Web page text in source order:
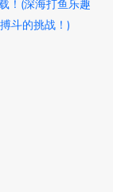
！(深海打鱼乐趣
斗的挑战！)